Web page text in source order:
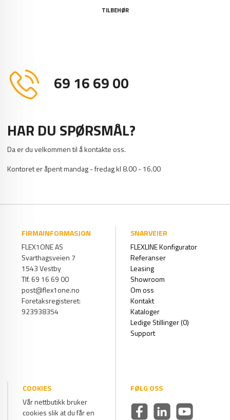
TILBEHØR
69 16 69 00
HAR DU SPØRSMÅL?
Da er du velkommen til å kontakte oss.
Kontoret er åpent mandag - fredag kl 8.00 - 16.00
FIRMAINFORMASJON
FLEX1ONE AS
Svarthagsveien 7
1543 Vestby
Tlf. 69 16 69 00
post@flex1one.no
Foretaksregisteret:
923938354
SNARVEIER
FLEXLINE Konfigurator
Referanser
Leasing
Showroom
Om oss
Kontakt
Kataloger
Ledige Stillinger (0)
Support
COOKIES
Vår nettbutikk bruker
cookies slik at du får en
FØLG OSS